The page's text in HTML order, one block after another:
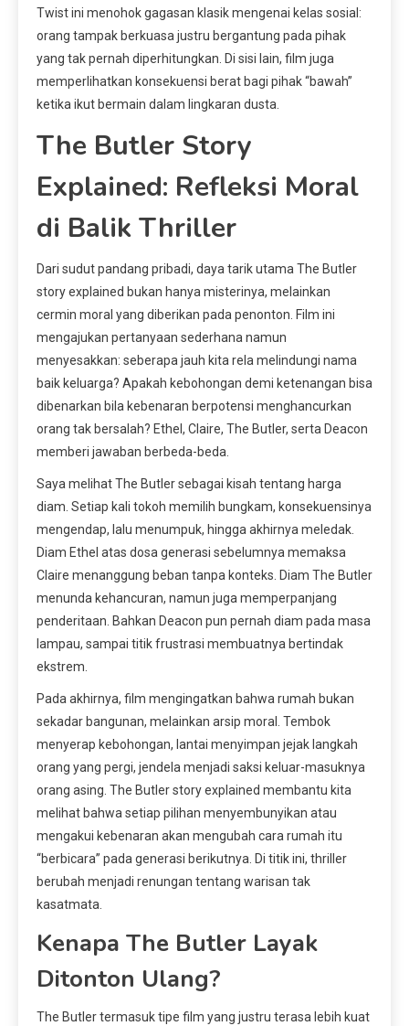
Twist ini menohok gagasan klasik mengenai kelas sosial:
orang tampak berkuasa justru bergantung pada pihak
yang tak pernah diperhitungkan. Di sisi lain, film juga
memperlihatkan konsekuensi berat bagi pihak “bawah”
ketika ikut bermain dalam lingkaran dusta.
The Butler Story
Explained: Refleksi Moral
di Balik Thriller
Dari sudut pandang pribadi, daya tarik utama The Butler
story explained bukan hanya misterinya, melainkan
cermin moral yang diberikan pada penonton. Film ini
mengajukan pertanyaan sederhana namun
menyesakkan: seberapa jauh kita rela melindungi nama
baik keluarga? Apakah kebohongan demi ketenangan bisa
dibenarkan bila kebenaran berpotensi menghancurkan
orang tak bersalah? Ethel, Claire, The Butler, serta Deacon
memberi jawaban berbeda-beda.
Saya melihat The Butler sebagai kisah tentang harga
diam. Setiap kali tokoh memilih bungkam, konsekuensinya
mengendap, lalu menumpuk, hingga akhirnya meledak.
Diam Ethel atas dosa generasi sebelumnya memaksa
Claire menanggung beban tanpa konteks. Diam The Butler
menunda kehancuran, namun juga memperpanjang
penderitaan. Bahkan Deacon pun pernah diam pada masa
lampau, sampai titik frustrasi membuatnya bertindak
ekstrem.
Pada akhirnya, film mengingatkan bahwa rumah bukan
sekadar bangunan, melainkan arsip moral. Tembok
menyerap kebohongan, lantai menyimpan jejak langkah
orang yang pergi, jendela menjadi saksi keluar-masuknya
orang asing. The Butler story explained membantu kita
melihat bahwa setiap pilihan menyembunyikan atau
mengakui kebenaran akan mengubah cara rumah itu
“berbicara” pada generasi berikutnya. Di titik ini, thriller
berubah menjadi renungan tentang warisan tak
kasatmata.
Kenapa The Butler Layak
Ditonton Ulang?
The Butler termasuk tipe film yang justru terasa lebih kuat